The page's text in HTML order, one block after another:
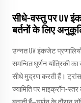
सीधे-वस्तु पर UV
बर्तनों के लिए
उन्नत UV इंकजेट
समन्वित घूर्णन यांत्रिकी
सीधे मुद्रण करती हैं।
ज्यामिति पर माइक्रॉन-